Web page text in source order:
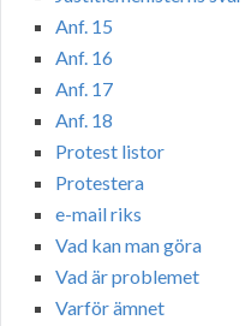
Anf. 15
Anf. 16
Anf. 17
Anf. 18
Protest listor
Protestera
e-mail riks
Vad kan man göra
Vad är problemet
Varför ämnet